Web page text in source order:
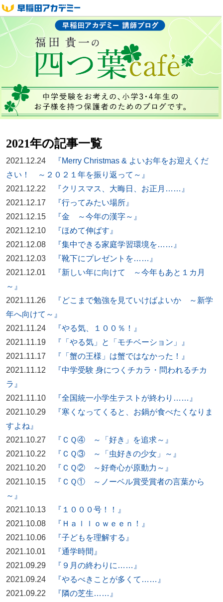
2021年の記事一覧
2021.12.24
『Merry Christmas & よいお年をお迎えくだ
さい！ ～２０２１年を振り返って～』
2021.12.22
『クリスマス、大晦日、お正月……』
2021.12.17
『行ってみたい場所』
2021.12.15
『金 ～今年の漢字～』
2021.12.10
『ほめて伸ばす』
2021.12.08
『集中できる家庭学習環境を……』
2021.12.03
『靴下にプレゼントを……』
2021.12.01
『新しい年に向けて ～今年もあと１カ月
～』
2021.11.26
『どこまで勉強を見ていけばよいか ～新学
年へ向けて～』
2021.11.24
『やる気、１００％！』
2021.11.19
『「やる気」と「モチベーション」』
2021.11.17
『「蟹の王様」は蟹ではなかった！』
2021.11.12
『中学受験 身につくチカラ・問われるチカ
ラ』
2021.11.10
『全国統一小学生テストが終わり……』
2021.10.29
『寒くなってくると、お鍋が食べたくなりま
すよね』
2021.10.27
『ＣＱ④ ～「好き」を追求～』
2021.10.22
『ＣＱ③ ～「虫好きの少女」～』
2021.10.20
『ＣＱ② ～好奇心が原動力～』
2021.10.15
『ＣＱ① ～ノーベル賞受賞者の言葉から
～』
2021.10.13
『１０００号！！』
2021.10.08
『Ｈａｌｌｏｗｅｅｎ！』
2021.10.06
『子どもを理解する』
2021.10.01
『通学時間』
2021.09.29
『９月の終わりに……』
2021.09.24
『やるべきことが多くて……』
2021.09.22
『隣の芝生……』